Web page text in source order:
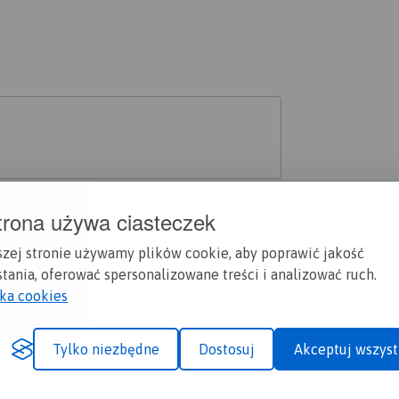
używa ciasteczek
stronie używamy plików cookie, aby poprawić jakość
oferować spersonalizowane treści i analizować ruch.
cookies
Tylko niezbędne Dostosuj Akceptuj
, mnie też dziś się udało wyskoczyć tylko tyle że na rower
więcej